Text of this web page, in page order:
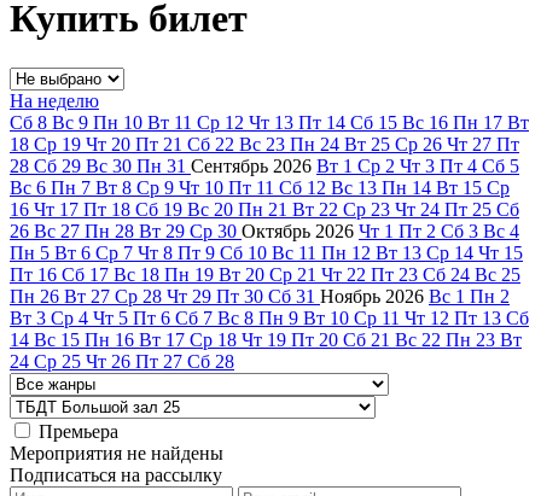
Купить билет
На неделю
Сб 8 Вс 9 Пн 10 Вт 11 Ср 12 Чт 13 Пт 14 Сб 15 Вс 16 Пн 17 Вт
18 Ср 19 Чт 20 Пт 21 Сб 22 Вс 23 Пн 24 Вт 25 Ср 26 Чт 27 Пт
28 Сб 29 Вс 30 Пн 31 Сентябрь 2026 Вт 1 Ср 2 Чт 3 Пт 4 Сб 5
Вс 6 Пн 7 Вт 8 Ср 9 Чт 10 Пт 11 Сб 12 Вс 13 Пн 14 Вт 15 Ср
16 Чт 17 Пт 18 Сб 19 Вс 20 Пн 21 Вт 22 Ср 23 Чт 24 Пт 25 Сб
26 Вс 27 Пн 28 Вт 29 Ср 30 Октябрь 2026 Чт 1 Пт 2 Сб 3 Вс 4
Пн 5 Вт 6 Ср 7 Чт 8 Пт 9 Сб 10 Вс 11 Пн 12 Вт 13 Ср 14 Чт 15
Пт 16 Сб 17 Вс 18 Пн 19 Вт 20 Ср 21 Чт 22 Пт 23 Сб 24 Вс 25
Пн 26 Вт 27 Ср 28 Чт 29 Пт 30 Сб 31 Ноябрь 2026 Вс 1 Пн 2
Вт 3 Ср 4 Чт 5 Пт 6 Сб 7 Вс 8 Пн 9 Вт 10 Ср 11 Чт 12 Пт 13 Сб
14 Вс 15 Пн 16 Вт 17 Ср 18 Чт 19 Пт 20 Сб 21 Вс 22 Пн 23 Вт
24 Ср 25 Чт 26 Пт 27 Сб 28
Премьера
Мероприятия не найдены
Подписаться на рассылку